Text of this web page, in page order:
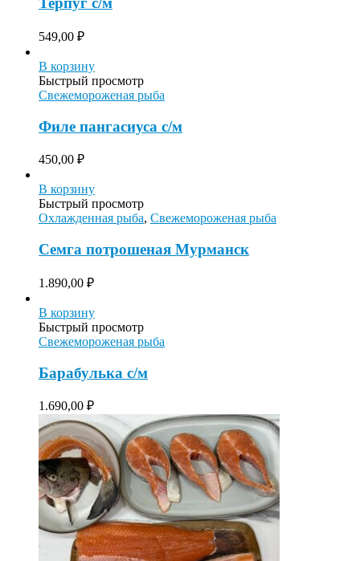
549,00 ₽
В корзину
Быстрый просмотр
Свежемороженая рыба
Филе пангасиуса с/м
450,00 ₽
В корзину
Быстрый просмотр
Охлажденная рыба, Свежемороженая рыба
Семга потрошеная Мурманск
1.890,00 ₽
В корзину
Быстрый просмотр
Свежемороженая рыба
Барабулька с/м
1.690,00 ₽